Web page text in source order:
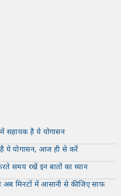
सहायक है ये योगासन
ये योगासन, आज ही से करें
समय रखें इन बातों का ध्यान
अब मिनटों में आसानी से कीजिए साफ